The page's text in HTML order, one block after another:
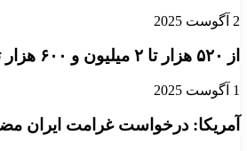
2 آگوست 2025
از ۵۲۰ هزار تا ۲ میلیون و ۶۰۰ هزار تومان | اعتبار جدید برای بازنشستگان واریز شد
1 آگوست 2025
آمریکا: درخواست غرامت ایران